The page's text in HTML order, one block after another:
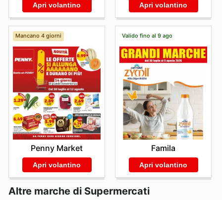
Apri volantino Apri volantino
Mancano 4 giorni
Penny Market
Apri volantino
Valido fino al 9 ago
Famila
Apri volantino
Altre marche di Supermercati